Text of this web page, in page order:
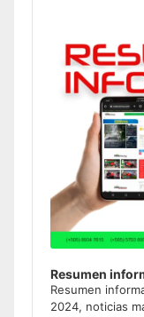
Resumen
Resumen
2024, noticias